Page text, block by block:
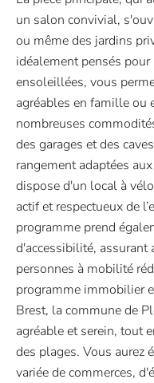
un salon convivial,
ou même des jardins
idéalement pensés
ensoleillées, vous
agréables en famille ou
nombreuses
des garages et des
rangement adaptées
dispose d'un local à
actif et respectueux de
programme prend
d'accessibilité,
personnes à mobilité
programme immobilier
Brest, la commune de
agréable et serein, tout
des plages. Vous aurez
variée de commerces,